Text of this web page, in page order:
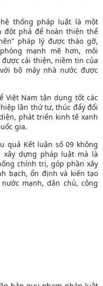
thống pháp luật là một
phá để hoàn thiện thể
pháp lý được tháo gỡ,
mạnh mẽ hơn, môi
cải thiện, niềm tin của
bộ máy nhà nước được
Việt Nam tận dụng tốt các
lần thứ tư, thúc đẩy đổi
phát triển kinh tế xanh
gia.
quả Kết luận số 09 không
dựng pháp luật mà là
chính trị, góp phần xây
bạch, ổn định và kiến tạo
mạnh, dân chủ, công